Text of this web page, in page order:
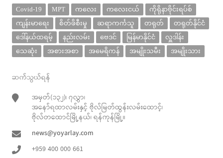
Covid-19 MPT ကလေး ကလေးငယ်
ကိုရိုနာဗိုင်းရပ်စ်
ကျန်းမာရေး
စိတ်ဖိစီးမှု ဆရာကင်္ကသူ တရုတ်
တရုတ်နိုင်ငံ
ဒေါ်နယ်ထရမ့်
နည်းလမ်း ဗေဒင် မြန်မာနိုင်ငံ
လှူဒါန်း
သေဆုံး
အစားအစာ အမေရိကန် အမျိုးသမီး အမျိုးသား
ဆက်သွယ်ရန်
အမှတ်(၁၃၂)၊ ၇လွှာ၊
အနော်ရထာလမ်းနှင့် ဗိုလ်မြတ်ထွန်းလမ်းထောင့်၊
ဗိုလ်တထောင်မြို့နယ်၊ ရန်ကုန်မြို့။
news@yoyarlay.com
+959 400 000 661